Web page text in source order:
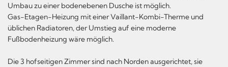
Umbau zu einer bodenebenen Dusche ist möglich.
Gas-Etagen-Heizung mit einer Vaillant-Kombi-Therme und
üblichen Radiatoren, der Umstieg auf eine moderne
Fußbodenheizung wäre möglich.
Die 3 hofseitigen Zimmer sind nach Norden ausgerichtet, sie